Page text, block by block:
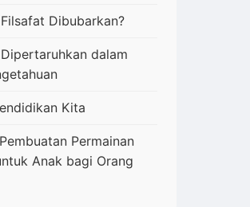
Dibubarkan?
dalam
Kita
Permainan
Anak bagi Orang